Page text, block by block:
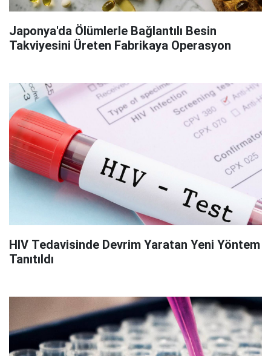
Japonya'da Ölümlerle Bağlantılı Besin
Takviyesini Üreten Fabrikaya Operasyon
HIV Tedavisinde Devrim Yaratan Yeni Yöntem
Tanıtıldı